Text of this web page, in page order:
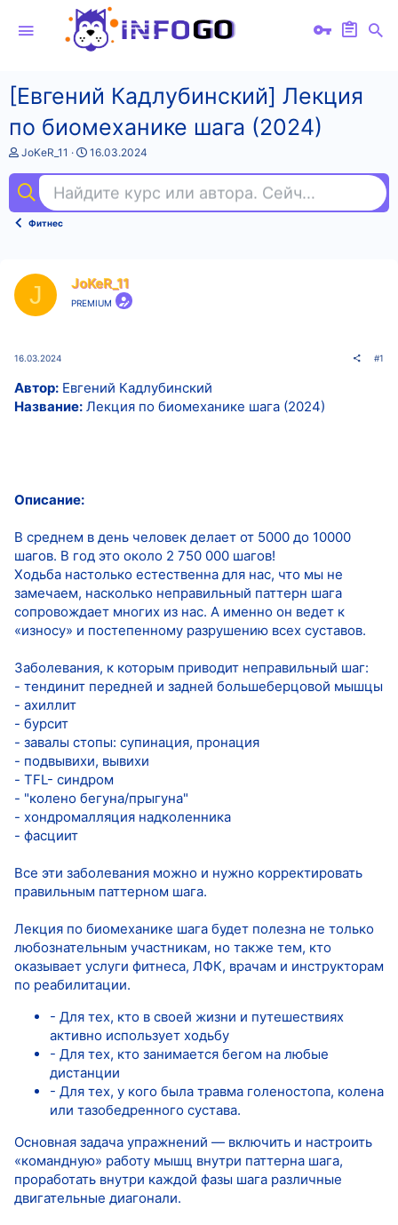
[Евгений Кадлубинский] Лекция
по биомеханике шага (2024)
А
т
о
т
JoKeR_11
Д
а
н
а
16.03.2024
Найдите курс или автора. Сейчас ищут
Фитнес
J JoKeR_11
PREMIUM
16.03.2024 #1
Автор: Евгений Кадлубинский
Название: Лекция по биомеханике шага (2024)
Описание:
В среднем в день человек делает от 5000 до 10000
шагов. В год это около 2 750 000 шагов!
Ходьба настолько естественна для нас, что мы не
замечаем, насколько неправильный паттерн шага
сопровождает многих из нас. А именно он ведет к
«износу» и постепенному разрушению всех суставов.
Заболевания, к которым приводит неправильный шаг:
- тендинит передней и задней большеберцовой мышцы
- ахиллит
- бурсит
- завалы стопы: супинация, пронация
- подвывихи, вывихи
- TFL- синдром
- "колено бегуна/прыгуна"
- хондромалляция надколенника
- фасциит
Все эти заболевания можно и нужно корректировать
правильным паттерном шага.
Лекция по биомеханике шага будет полезна не только
любознательным участникам, но также тем, кто
оказывает услуги фитнеса, ЛФК, врачам и инструкторам
по реабилитации.
- Для тех, кто в своей жизни и путешествиях
активно использует ходьбу
- Для тех, кто занимается бегом на любые
дистанции
- Для тех, у кого была травма голеностопа, колена
или тазобедренного сустава.
Основная задача упражнений — включить и настроить
«командную» работу мышц внутри паттерна шага,
проработать внутри каждой фазы шага различные
двигательные диагонали.